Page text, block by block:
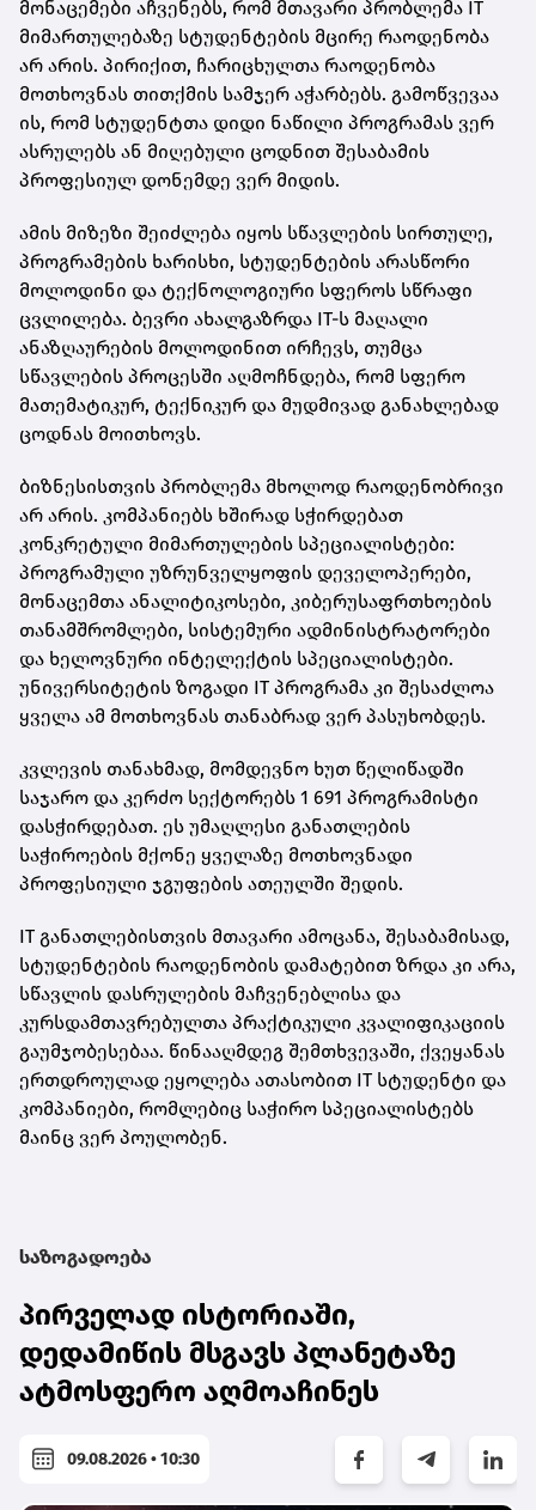
მონაცემები აჩვენებს, რომ მთავარი პრობლემა IT
მიმართულებაზე სტუდენტების მცირე რაოდენობა
არ არის. პირიქით, ჩარიცხულთა რაოდენობა
მოთხოვნას თითქმის სამჯერ აჭარბებს. გამოწვევაა
ის, რომ სტუდენტთა დიდი ნაწილი პროგრამას ვერ
ასრულებს ან მიღებული ცოდნით შესაბამის
პროფესიულ დონემდე ვერ მიდის.
ამის მიზეზი შეიძლება იყოს სწავლების სირთულე,
პროგრამების ხარისხი, სტუდენტების არასწორი
მოლოდინი და ტექნოლოგიური სფეროს სწრაფი
ცვლილება. ბევრი ახალგაზრდა IT-ს მაღალი
ანაზღაურების მოლოდინით ირჩევს, თუმცა
სწავლების პროცესში აღმოჩნდება, რომ სფერო
მათემატიკურ, ტექნიკურ და მუდმივად განახლებად
ცოდნას მოითხოვს.
ბიზნესისთვის პრობლემა მხოლოდ რაოდენობრივი
არ არის. კომპანიებს ხშირად სჭირდებათ
კონკრეტული მიმართულების სპეციალისტები:
პროგრამული უზრუნველყოფის დეველოპერები,
მონაცემთა ანალიტიკოსები, კიბერუსაფრთხოების
თანამშრომლები, სისტემური ადმინისტრატორები
და ხელოვნური ინტელექტის სპეციალისტები.
უნივერსიტეტის ზოგადი IT პროგრამა კი შესაძლოა
ყველა ამ მოთხოვნას თანაბრად ვერ პასუხობდეს.
კვლევის თანახმად, მომდევნო ხუთ წელიწადში
საჯარო და კერძო სექტორებს 1 691 პროგრამისტი
დასჭირდებათ. ეს უმაღლესი განათლების
საჭიროების მქონე ყველაზე მოთხოვნადი
პროფესიული ჯგუფების ათეულში შედის.
IT განათლებისთვის მთავარი ამოცანა, შესაბამისად,
სტუდენტების რაოდენობის დამატებით ზრდა კი არა,
სწავლის დასრულების მაჩვენებლისა და
კურსდამთავრებულთა პრაქტიკული კვალიფიკაციის
გაუმჯობესებაა. წინააღმდეგ შემთხვევაში, ქვეყანას
ერთდროულად ეყოლება ათასობით IT სტუდენტი და
კომპანიები, რომლებიც საჭირო სპეციალისტებს
მაინც ვერ პოულობენ.
საზოგადოება
პირველად ისტორიაში,
დედამიწის მსგავს პლანეტაზე
ატმოსფერო აღმოაჩინეს
09.08.2026 • 10:30